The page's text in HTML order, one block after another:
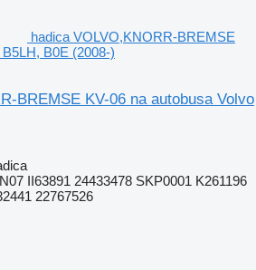
hadica VOLVO,KNORR-BREMSE
B0E (2008-)
BREMSE KV-06 na autobusa Volvo
II63891 24433478 SKP0001 K261196
22767526